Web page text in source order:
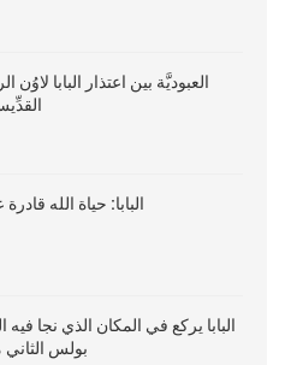
العبوديَّة بين اعتذار البابا
البابا: حياة الله
البابا يركع في المكان الذي نجا فيه
بولس الثاني